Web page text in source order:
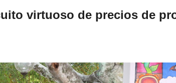
virtuoso de precios de